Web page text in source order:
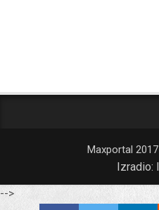
Maxportal 2017
Izradio:
-->